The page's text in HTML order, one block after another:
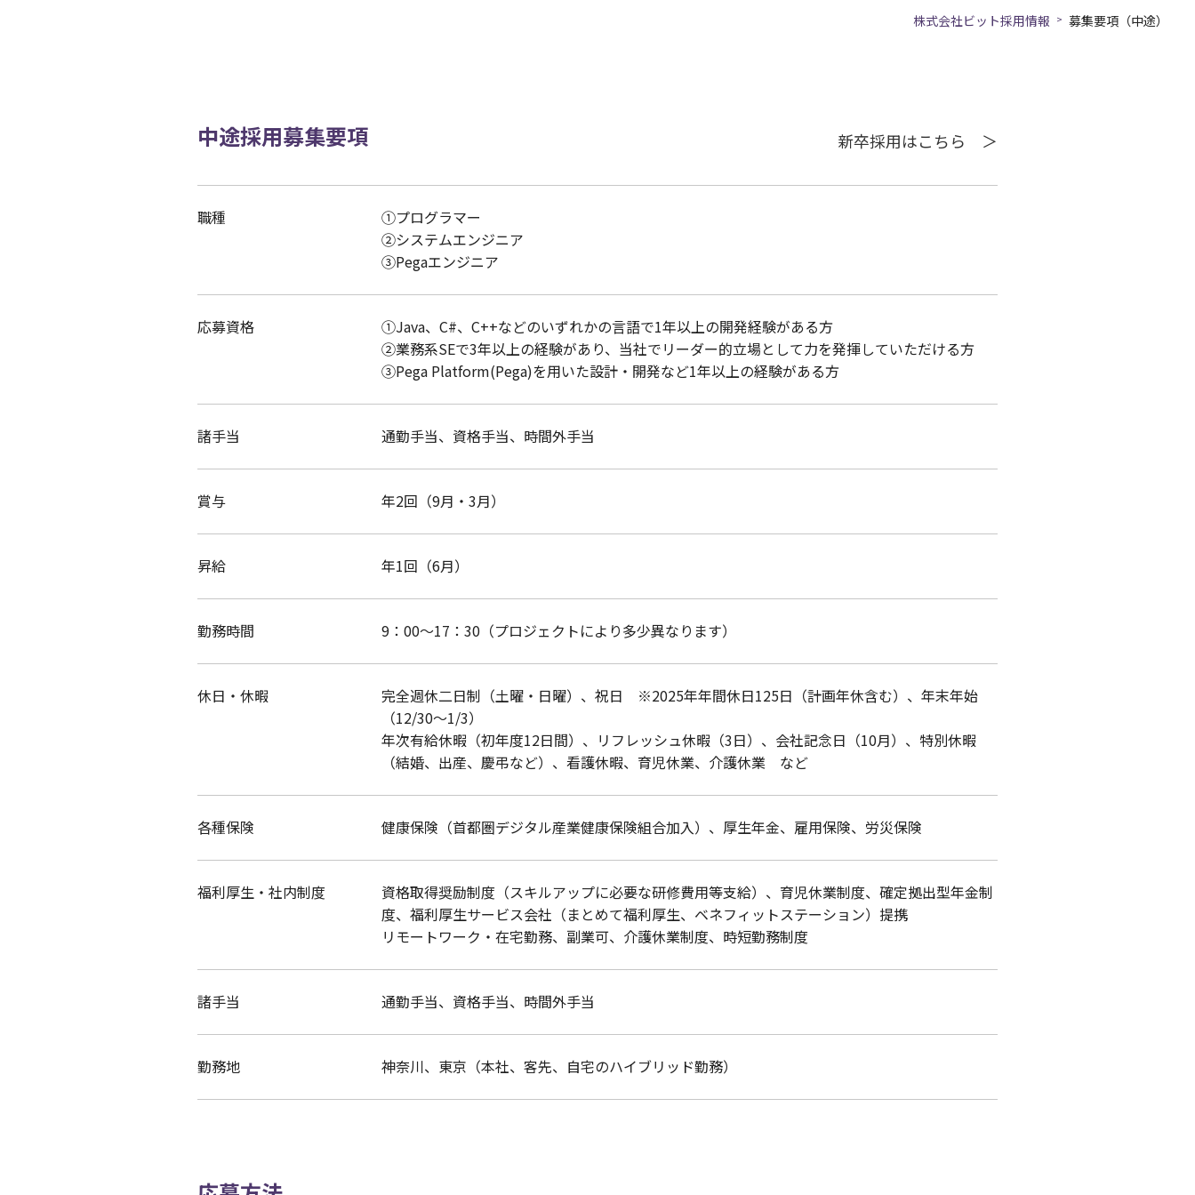
株式会社ビット採用情報 募集要項（中途）
中途採用募集要項 新卒採用はこちら ＞
職種
①プログラマー
②システムエンジニア
③Pegaエンジニア
応募資格
①Java、C#、C++などのいずれかの言語で1年以上の開発経験がある方
②業務系SEで3年以上の経験があり、当社でリーダー的立場として力を発揮していただける方
③Pega Platform(Pega)を用いた設計・開発など1年以上の経験がある方
諸手当 通勤手当、資格手当、時間外手当
賞与 年2回（9月・3月）
昇給 年1回（6月）
勤務時間 9：00～17：30（プロジェクトにより多少異なります）
休日・休暇
完全週休二日制（土曜・日曜）、祝日 ※2025年年間休日125日（計画年休含む）、年末年始
（12/30～1/3）
年次有給休暇（初年度12日間）、リフレッシュ休暇（3日）、会社記念日（10月）、特別休暇
（結婚、出産、慶弔など）、看護休暇、育児休業、介護休業 など​
各種保険 健康保険（首都圏デジタル産業健康保険組合加入）、厚生年金、雇用保険、​労災保険​
福利厚生・社内制度
資格取得奨励制度（スキルアップに必要な研修費用等支給）​、育児休業制度、確定拠出型年金制
度、福利厚生サービス会社（まとめて福利厚生、ベネフィットステーション）提携
​リモートワーク・在宅勤務、副業可、介護休業制度、時短勤務制度
諸手当 通勤手当、資格手当、時間外手当​
勤務地 神奈川、東京（本社、客先、自宅のハイブリッド勤務）